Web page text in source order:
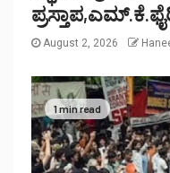
August 2, 2026
1 min read